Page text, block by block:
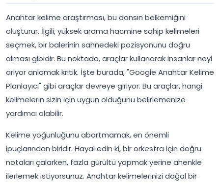
Anahtar kelime araştırması, bu dansın belkemiğini
oluşturur. İlgili, yüksek arama hacmine sahip kelimeleri
seçmek, bir balerinin sahnedeki pozisyonunu doğru
alması gibidir. Bu noktada, araçlar kullanarak insanlar neyi
arıyor anlamak kritik. İşte burada, "Google Anahtar Kelime
Planlayıcı" gibi araçlar devreye giriyor. Bu araçlar, hangi
kelimelerin sizin için uygun olduğunu belirlemenize
yardımcı olabilir.
Kelime yoğunluğunu abartmamak, en önemli
ipuçlarından biridir. Hayal edin ki, bir orkestra için doğru
notaları çalarken, fazla gürültü yapmak yerine ahenkle
ilerlemek istiyorsunuz. Anahtar kelimelerinizi doğal bir